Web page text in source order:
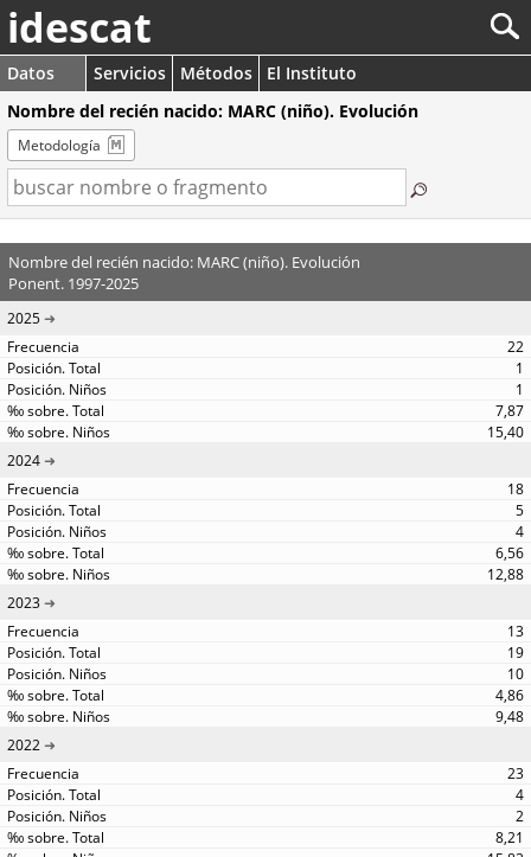
idescat
Datos Servicios Métodos
El Instituto
Nombre del recién nacido: MARC (niño). Evolución
Metodología
Nombre del recién nacido: MARC (niño). Evolución
Ponent. 1997-2025
2025
22
1
1
7,87
15,40
2024
18
5
4
6,56
12,88
2023
13
19
10
4,86
9,48
2022
23
4
2
8,21